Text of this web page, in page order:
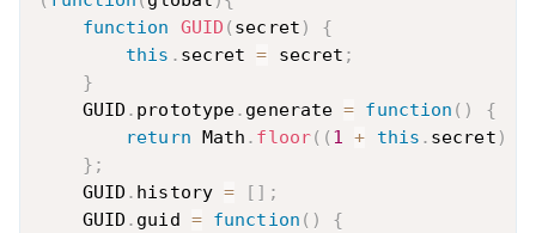
function
GUID ( secret )
{
this . secret = secret ;
}
    GUID
. prototype. generate = function ( )
{
return Math . floor( ( 1 + this . secret )
} ;
    GUID
. history = [ ] ;
    GUID
. guid = function ( )
{